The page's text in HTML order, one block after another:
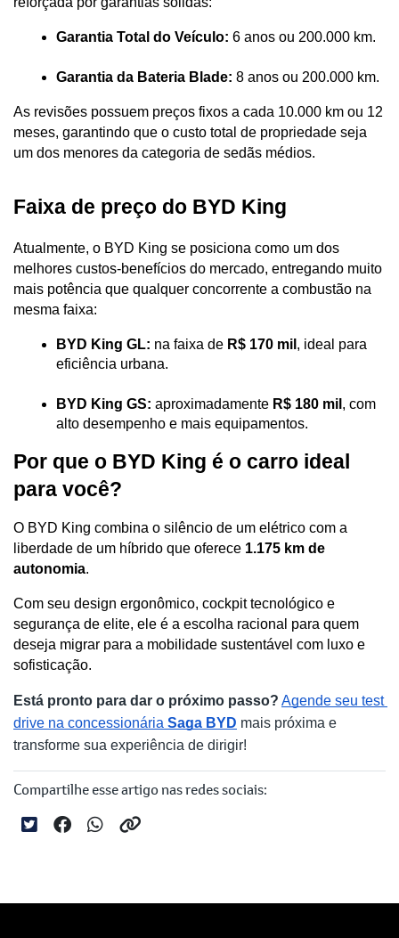
Garantia Total do Veículo: 6 anos ou 200.000 km.
Garantia da Bateria Blade: 8 anos ou 200.000 km.
As revisões possuem preços fixos a cada 10.000 km ou 12
meses, garantindo que o custo total de propriedade seja
um dos menores da categoria de sedãs médios.
Faixa de preço do BYD King
Atualmente, o BYD King se posiciona como um dos
melhores custos-benefícios do mercado, entregando muito
mais potência que qualquer concorrente a combustão na
mesma faixa:
BYD King GL: na faixa de R$ 170 mil , ideal para
eficiência urbana.
BYD King GS: aproximadamente R$ 180 mil , com
alto desempenho e mais equipamentos.
Por que o BYD King é o carro ideal
para você?
O BYD King combina o silêncio de um elétrico com a
liberdade de um híbrido que oferece 1.175 km de
autonomia.
Com seu design ergonômico, cockpit tecnológico e
segurança de elite, ele é a escolha racional para quem
deseja migrar para a mobilidade sustentável com luxo e
sofisticação.
Está pronto para dar o próximo passo? Agende seu test
drive na concessionária Saga BYD mais próxima e
transforme sua experiência de dirigir!
Compartilhe esse artigo nas redes sociais: